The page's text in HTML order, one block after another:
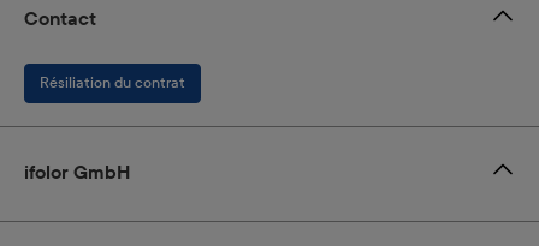
Contact
Résiliation du contrat
ifolor GmbH